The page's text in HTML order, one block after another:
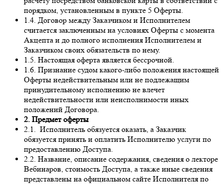
порядком, установленным в пункте 5 Оферты.
1.4. Договор между Заказчиком и Исполнителем
считается заключенным на условиях Оферты с момента
Акцепта и до полного исполнения Исполнителем и
Заказчиком своих обязательств по нему.
1.5. Настоящая оферта является бессрочной.
1.6. Признание судом какого-либо положения настоящей
Оферты недействительным или не подлежащим
принудительному исполнению не влечет
недействительности или неисполнимости иных
положений Договора.
2. Предмет оферты
2.1. Исполнитель обязуется оказать, а Заказчик
обязуется принять и оплатить Исполнителю услуги по
предоставлению Доступа.
2.2. Название, описание содержания, сведения о лекторе
Вебинаров, стоимость Доступа, а также иные сведения
представлены на официальном сайте Исполнителя по